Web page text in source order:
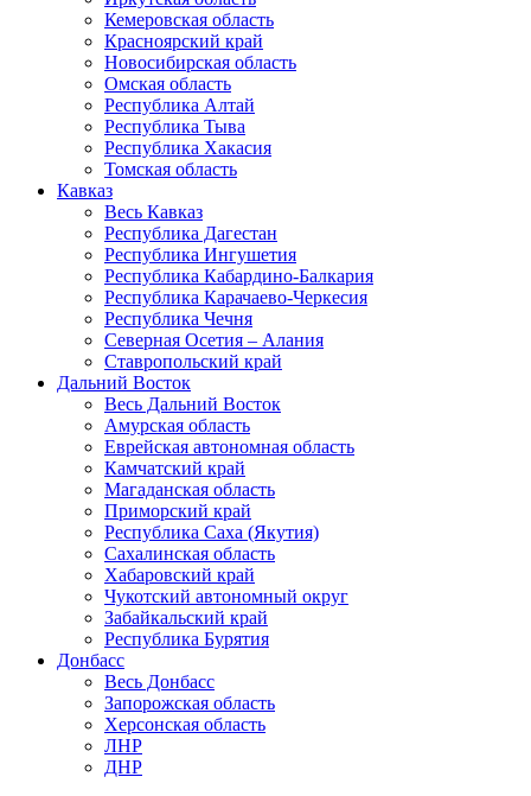
Кемеровская область
Красноярский край
Новосибирская область
Омская область
Республика Алтай
Республика Тыва
Республика Хакасия
Томская область
Кавказ
Весь Кавказ
Республика Дагестан
Республика Ингушетия
Республика Кабардино-Балкария
Республика Карачаево-Черкесия
Республика Чечня
Северная Осетия – Алания
Ставропольский край
Дальний Восток
Весь Дальний Восток
Амурская область
Еврейская автономная область
Камчатский край
Магаданская область
Приморский край
Республика Саха (Якутия)
Сахалинская область
Хабаровский край
Чукотский автономный округ
Забайкальский край
Республика Бурятия
Донбасс
Весь Донбасс
Запорожская область
Херсонская область
ЛНР
ДНР